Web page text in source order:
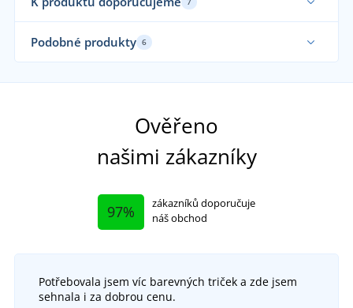
Až do velikosti 5XL
Novinka
+16
Podobné produkty 6
Ověřeno
našimi zákazníky
97%
zákazníků doporučuje
náš obchod
Potřebovala jsem víc barevných triček a zde jsem
sehnala i za dobrou cenu.